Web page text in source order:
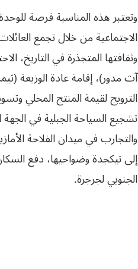
وتعتبر هذه المناسبة فرصة
الاجتماعية من خلال تجمع
وثقافتها المتجذرة في التاريخ،
آث مدور)، إقامة عادة الوزيعة
الترويج لقيمة المنتج المحلي
تشجيع السياحة الجبلية في
والتجارب في ميدان الفلاحة
إلى تيكجدة وضواحيها، دفع
الجنوبي لجرجرة.